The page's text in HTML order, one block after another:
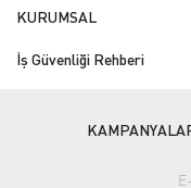
KURUMSAL
İş Güvenliği Rehberi